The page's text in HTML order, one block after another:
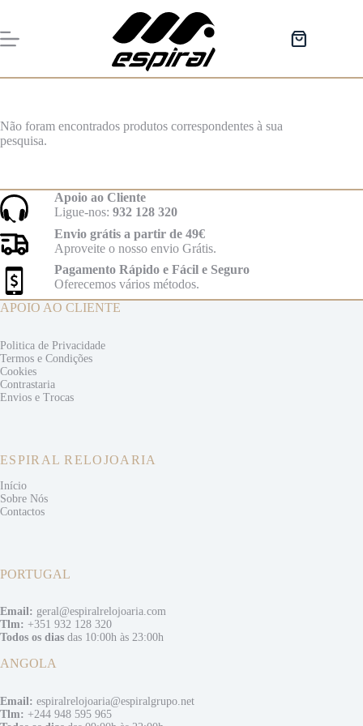
o
conteúdo
Carrinho
Não foram encontrados produtos correspondentes à sua
pesquisa.
Apoio ao Cliente
Ligue-nos: 932 128 320
Envio grátis a partir de 49€
Aproveite o nosso envio Grátis.
Pagamento Rápido e Fácil e Seguro
Oferecemos vários métodos.
APOIO AO CLIENTE
Politica de Privacidade
Termos e Condições
Cookies
Contrastaria
Envios e Trocas
ESPIRAL RELOJOARIA
Início
Sobre Nós
Contactos
PORTUGAL
Email: geral@espiralrelojoaria.com
Tlm: +351 932 128 320
Todos os dias das 10:00h às 23:00h
ANGOLA
Email: espiralrelojoaria@espiralgrupo.net
Tlm: +244 948 595 965